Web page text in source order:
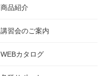
商品紹介
講習会のご案内
WEBカタログ